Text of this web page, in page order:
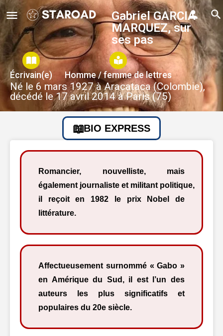
Gabriel GARCIA
MARQUEZ, sur
ses pas
Écrivain(e) Homme / femme de lettres
Né le 6 mars 1927 à Aracataca (Colombie),
décédé le 17 avril 2014 à Paris (75)
BIO EXPRESS
Romancier, nouvelliste, mais
également journaliste et militant politique,
il reçoit en 1982 le prix Nobel de
littérature.
Affectueusement surnommé « Gabo »
en Amérique du Sud, il est l’un des
auteurs les plus significatifs et
populaires du 20e siècle.